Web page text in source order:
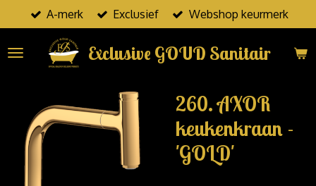
direct
naar
Exclusive GOUD Sanitair
A-merk Exclusief Webshop keurmerk
260. AXOR
keukenkraan -
'GOLD'